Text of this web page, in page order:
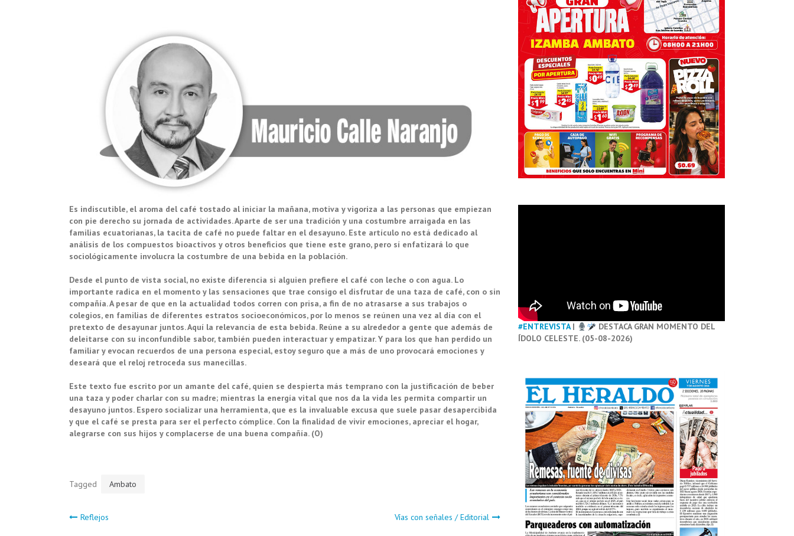
Es indiscutible, el aroma del café tostado al iniciar la mañana, motiva y vigoriza a las personas que empiezan
con pie derecho su jornada de actividades. Aparte de ser una tradición y una costumbre arraigada en las
familias ecuatorianas, la tacita de café no puede faltar en el desayuno. Este artículo no está dedicado al
análisis de los compuestos bioactivos y otros beneficios que tiene este grano, pero sí enfatizará lo que
sociológicamente involucra la costumbre de una bebida en la población.
Desde el punto de vista social, no existe diferencia si alguien prefiere el café con leche o con agua. Lo
importante radica en el momento y las sensaciones que trae consigo el disfrutar de una taza de café, con o sin
compañía. A pesar de que en la actualidad todos corren con prisa, a fin de no atrasarse a sus trabajos o
colegios, en familias de diferentes estratos socioeconómicos, por lo menos se reúnen una vez al día con el
pretexto de desayunar juntos. Aquí la relevancia de esta bebida. Reúne a su alrededor a gente que además de
deleitarse con su inconfundible sabor, también pueden interactuar y empatizar. Y para los que han perdido un
familiar y evocan recuerdos de una persona especial, estoy seguro que a más de uno provocará emociones y
deseará que el reloj retroceda sus manecillas.
Este texto fue escrito por un amante del café, quien se despierta más temprano con la justificación de beber
una taza y poder charlar con su madre; mientras la energía vital que nos da la vida les permita compartir un
desayuno juntos. Espero socializar una herramienta, que es la invaluable excusa que suele pasar desapercibida
y que el café se presta para ser el perfecto cómplice. Con la finalidad de vivir emociones, apreciar el hogar,
alegrarse con sus hijos y complacerse de una buena compañía. (O)
Tagged Ambato
Navegación
Reflejos Vías con señales / Editorial
#ENTREVISTA|
DESTACA GRAN MOMENTO DEL
ÍDOLO CELESTE. (05-08-2026)